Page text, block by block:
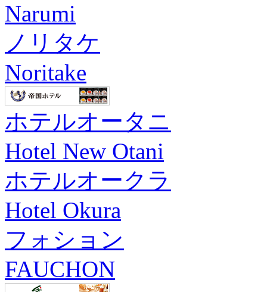
Narumi
ノリタケ
Noritake
ホテルオータニ
Hotel New Otani
ホテルオークラ
Hotel Okura
フォション
FAUCHON